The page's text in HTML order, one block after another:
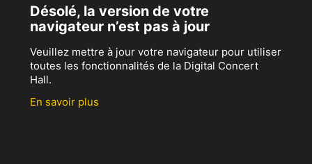
Désolé, la version de votre
navigateur n’est pas à jour
Veuillez mettre à jour votre navigateur pour utiliser
toutes les fonctionnalités de la Digital Concert
Hall.
En savoir plus